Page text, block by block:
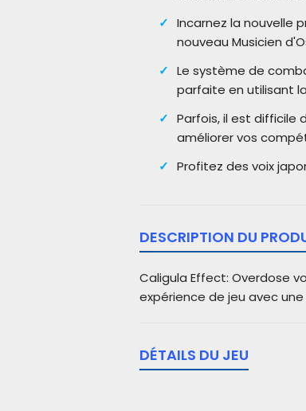
Incarnez la nouvelle
nouveau Musicien
Le système de
parfaite en utilisant
Parfois, il est difficile
améliorer vos
Profitez des voix
DESCRIPTION DU
Caligula Effect: Overdose
expérience de jeu avec
DÉTAILS DU JEU